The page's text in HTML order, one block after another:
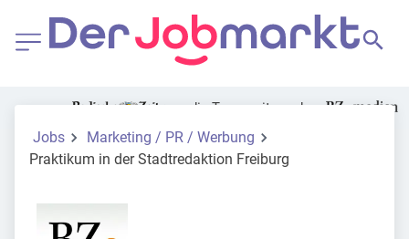
die Tageszeitung der
Jobs
Marketing / PR / Werbung
Praktikum in der Stadtredaktion Freiburg